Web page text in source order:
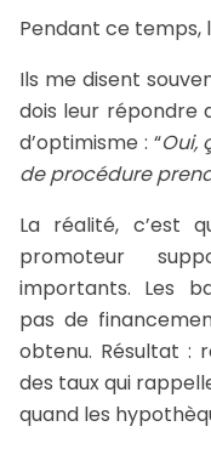
Pendant ce temps,
Ils me disent
dois leur répondre
d’optimisme : “Oui,
de procédure
La réalité, c’est
promoteur
importants. Les
pas de
obtenu. Résultat :
des taux qui
quand les